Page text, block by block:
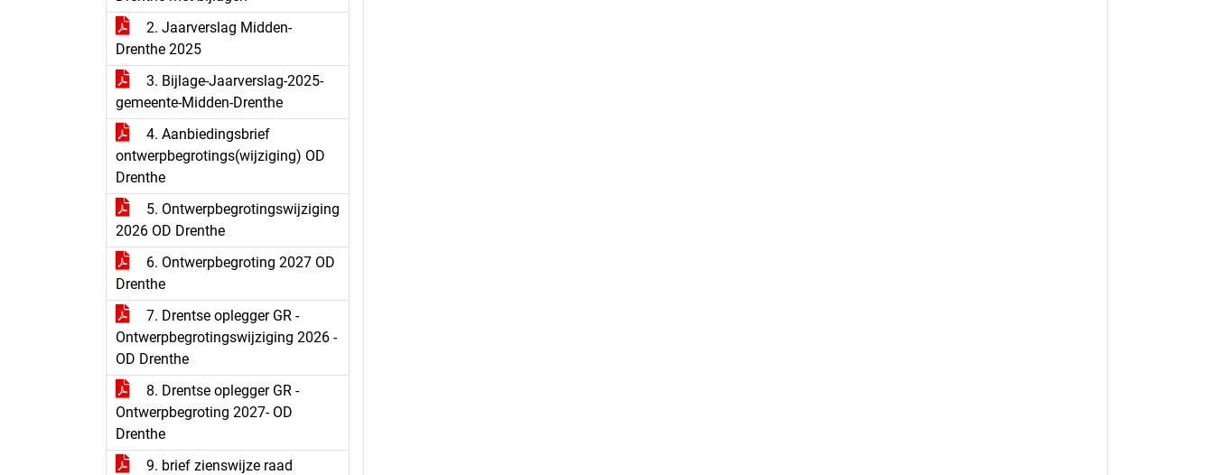
2. Jaarverslag Midden-
Drenthe 2025
3. Bijlage-Jaarverslag-2025-
gemeente-Midden-Drenthe
4. Aanbiedingsbrief
ontwerpbegrotings(wijziging) OD
Drenthe
5. Ontwerpbegrotingswijziging
2026 OD Drenthe
6. Ontwerpbegroting 2027 OD
Drenthe
7. Drentse oplegger GR -
Ontwerpbegrotingswijziging 2026 -
OD Drenthe
8. Drentse oplegger GR -
Ontwerpbegroting 2027- OD
Drenthe
9. brief zienswijze raad